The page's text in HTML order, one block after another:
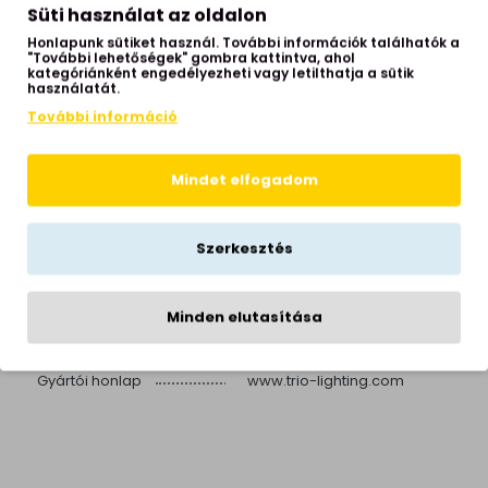
Búra anyaga
fém
Fényforrás foglalata
GU10
Teljesítmény
Fényforrást tartalmaz
IP védettség
IP20
3 izzós
nappali, hálószoba,
dolgozószoba, előszoba
Stílus
modern
Hálózati feszültség
230 Volt
Garancia
2 év
Gyártói honlap
www.trio-lighting.com
Süti használat az oldalon
Honlapunk sütiket használ. További információk találhatók a
"További lehetőségek" gombra kattintva, ahol
kategóriánként engedélyezheti vagy letilthatja a sütik
használatát.
További információ
Mindet elfogadom
Szerkesztés
Minden elutasítása